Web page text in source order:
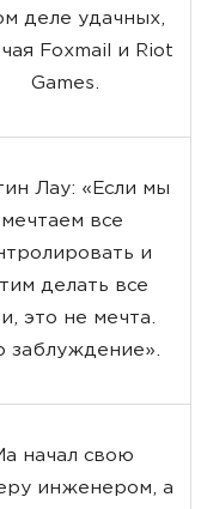
деле удачных,
Foxmail и Riot
Games.
Лау: «Если мы
мечтаем все
и
делать все
это не мечта.
заблуждение».
начал свою
инженером, а